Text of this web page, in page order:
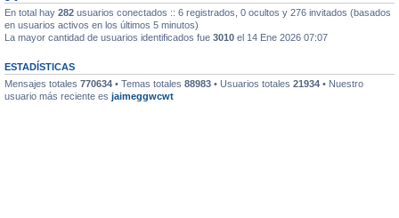
En total hay 282 usuarios conectados :: 6 registrados, 0 ocultos y 276 invitados (basados
en usuarios activos en los últimos 5 minutos)
La mayor cantidad de usuarios identificados fue 3010 el 14 Ene 2026 07:07
ESTADÍSTICAS
Mensajes totales 770634 • Temas totales 88983 • Usuarios totales 21934 • Nuestro
usuario más reciente es jaimeggwcwt